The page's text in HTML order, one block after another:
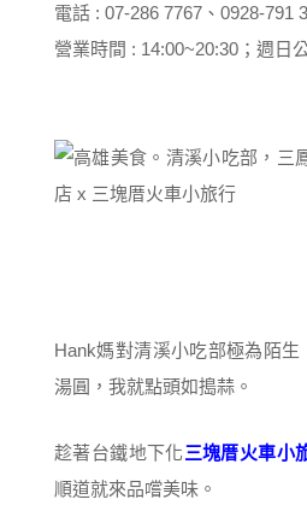
電話 : 07-286 7767、0928-791
營業時間 : 14:00~20:30；週日
Hank媽對清溪小吃部極為陌
湯圓，我就點頭如搗蒜。
趁著台鐵地下化三塊厝火車小
順道就來品嚐美味。